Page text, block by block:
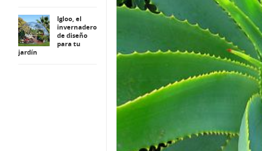
Igloo, el
invernadero
de diseño
para tu
jardín